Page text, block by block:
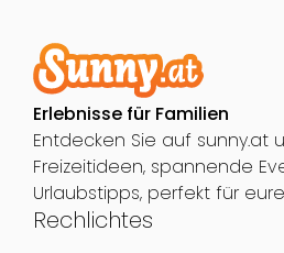
Erlebnisse für Familien
Entdecken Sie auf sunny.at
Freizeitideen, spannende
Urlaubstipps, perfekt für
Rechlichtes